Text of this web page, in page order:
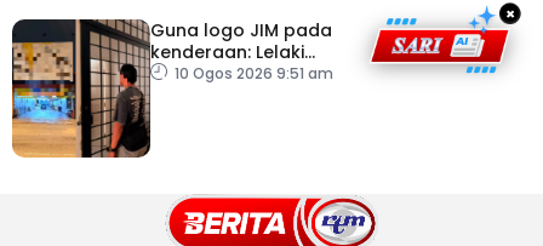
Guna logo JIM pada
kenderaan: Lelaki
Pakistan dicekup
10 Ogos 2026 9:51 am
×